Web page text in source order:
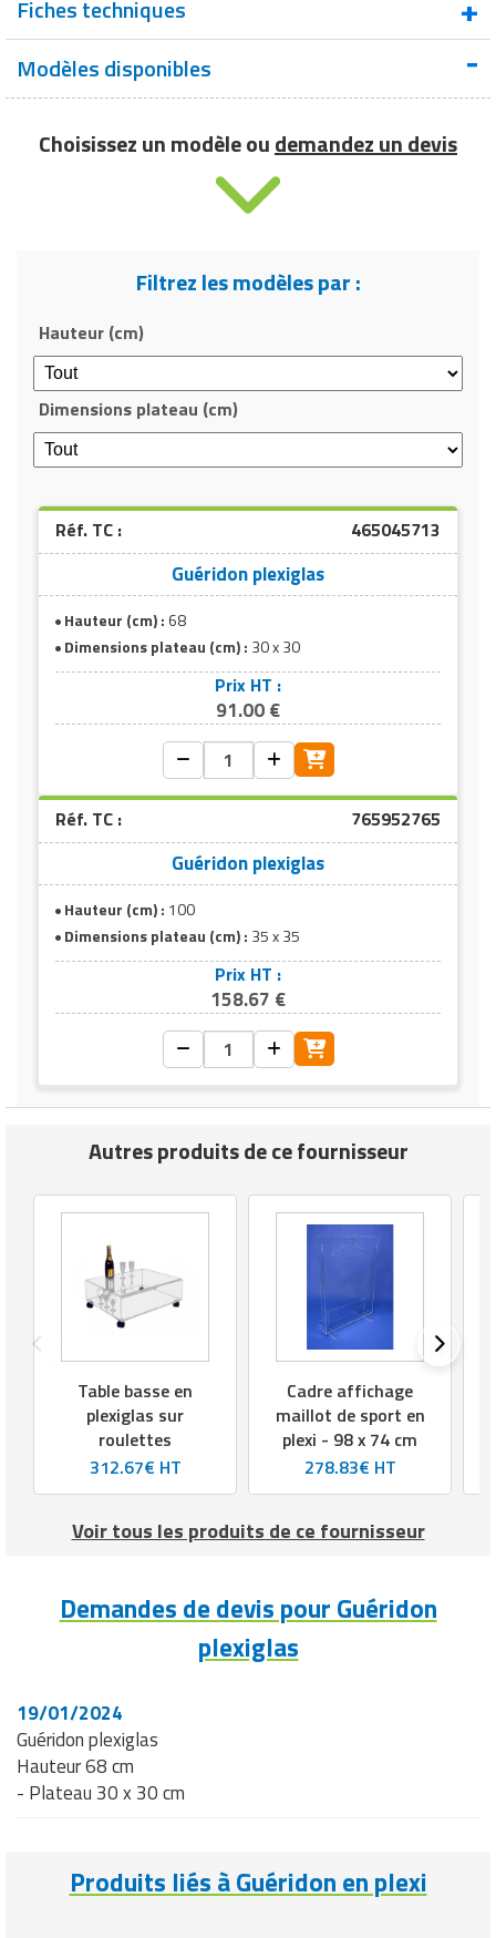
Fiches techniques
Fiche technique - Guéridon plexiglas
Modèles disponibles
Choisissez un modèle oudemandez un devis
Filtrez les modèles par :
Hauteur (cm)
Dimensions plateau (cm)
Réf. TC : 465045713
Guéridon plexiglas
Hauteur (cm) : 68
Dimensions plateau (cm) : 30 x 30
Prix HT :
91.00 €
Réf. TC : 765952765
Guéridon plexiglas
Hauteur (cm) : 100
Dimensions plateau (cm) : 35 x 35
Prix HT :
158.67 €
Autres produits de ce fournisseur
Table basse en
plexiglas sur
roulettes
312.67€ HT
Cadre affichage
maillot de sport en
plexi - 98 x 74 cm
278.83€ HT
Voir tous les produits de ce fournisseur
Demandes de devis pour Guéridon
plexiglas
19/01/2024
Guéridon plexiglas
Hauteur 68 cm
- Plateau 30 x 30 cm
Produits liés à Guéridon en plexi